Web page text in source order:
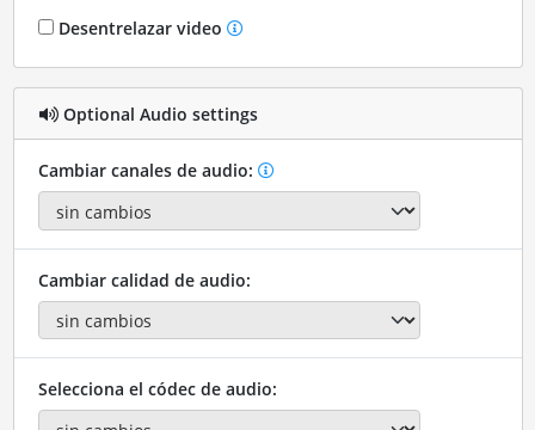
Desentrelazar video
Optional Audio settings
Cambiar canales de audio:
Cambiar calidad de audio:
Selecciona el códec de audio: